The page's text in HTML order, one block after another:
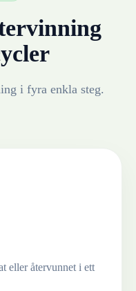
i fyra enkla steg.
eller återvunnet i ett